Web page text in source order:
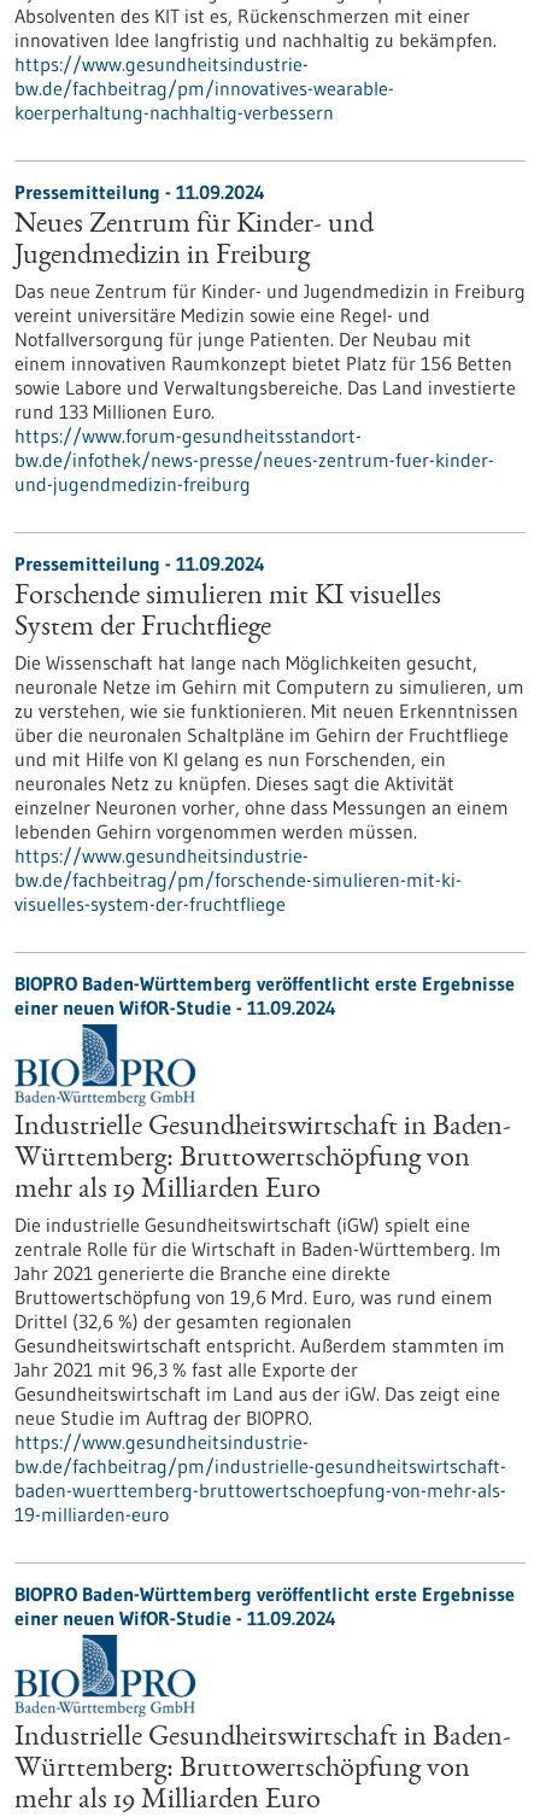
Absolventen des KIT ist es, Rückenschmerzen mit einer
innovativen Idee langfristig und nachhaltig zu bekämpfen.
https://www.gesundheitsindustrie-
bw.de/fachbeitrag/pm/innovatives-wearable-
koerperhaltung-nachhaltig-verbessern
Pressemitteilung - 11.09.2024
Neues Zentrum für Kinder- und
Jugendmedizin in Freiburg
Das neue Zentrum für Kinder- und Jugendmedizin in Freiburg
vereint universitäre Medizin sowie eine Regel- und
Notfallversorgung für junge Patienten. Der Neubau mit
einem innovativen Raumkonzept bietet Platz für 156 Betten
sowie Labore und Verwaltungsbereiche. Das Land investierte
rund 133 Millionen Euro.
https://www.forum-gesundheitsstandort-
bw.de/infothek/news-presse/neues-zentrum-fuer-kinder-
und-jugendmedizin-freiburg
Pressemitteilung - 11.09.2024
Forschende simulieren mit KI visuelles
System der Fruchtfliege
Die Wissenschaft hat lange nach Möglichkeiten gesucht,
neuronale Netze im Gehirn mit Computern zu simulieren, um
zu verstehen, wie sie funktionieren. Mit neuen Erkenntnissen
über die neuronalen Schaltpläne im Gehirn der Fruchtfliege
und mit Hilfe von KI gelang es nun Forschenden, ein
neuronales Netz zu knüpfen. Dieses sagt die Aktivität
einzelner Neuronen vorher, ohne dass Messungen an einem
lebenden Gehirn vorgenommen werden müssen.
https://www.gesundheitsindustrie-
bw.de/fachbeitrag/pm/forschende-simulieren-mit-ki-
visuelles-system-der-fruchtfliege
BIOPRO Baden-Württemberg veröffentlicht erste Ergebnisse
einer neuen WifOR-Studie - 11.09.2024
Industrielle Gesundheitswirtschaft in Baden-
Württemberg: Bruttowertschöpfung von
mehr als 19 Milliarden Euro
Die industrielle Gesundheitswirtschaft (iGW) spielt eine
zentrale Rolle für die Wirtschaft in Baden-Württemberg. Im
Jahr 2021 generierte die Branche eine direkte
Bruttowertschöpfung von 19,6 Mrd. Euro, was rund einem
Drittel (32,6 %) der gesamten regionalen
Gesundheitswirtschaft entspricht. Außerdem stammten im
Jahr 2021 mit 96,3 % fast alle Exporte der
Gesundheitswirtschaft im Land aus der iGW. Das zeigt eine
neue Studie im Auftrag der BIOPRO.
https://www.gesundheitsindustrie-
bw.de/fachbeitrag/pm/industrielle-gesundheitswirtschaft-
baden-wuerttemberg-bruttowertschoepfung-von-mehr-als-
19-milliarden-euro
BIOPRO Baden-Württemberg veröffentlicht erste Ergebnisse
einer neuen WifOR-Studie - 11.09.2024
Industrielle Gesundheitswirtschaft in Baden-
Württemberg: Bruttowertschöpfung von
mehr als 19 Milliarden Euro